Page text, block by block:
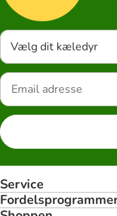
Vælg dit kæledyr
Service